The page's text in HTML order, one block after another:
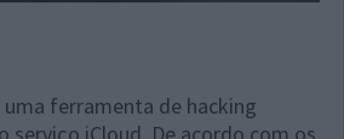
uma ferramenta de hacking